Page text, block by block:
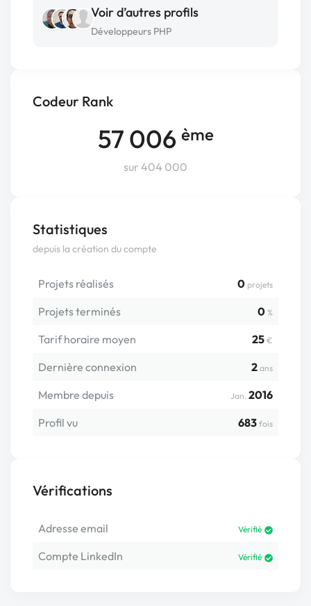
Codeur Rank
57 006 ème
sur 404 000
Statistiques
depuis la création du compte
Projets réalisés 0 projets
Projets terminés 0 %
Tarif horaire moyen 25 €
Dernière connexion 2 ans
Membre depuis Jan. 2016
Profil vu
683 fois
Vérifications
Adresse email Vérifié
Compte LinkedIn Vérifié
Voir d’autres profils
Développeurs PHP